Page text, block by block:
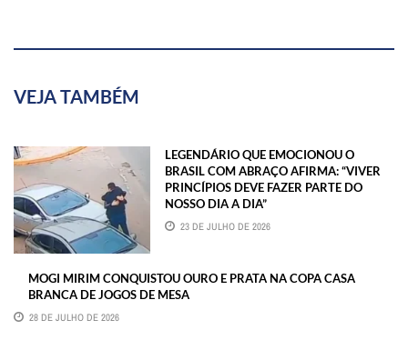
VEJA TAMBÉM
LEGENDÁRIO QUE EMOCIONOU O
BRASIL COM ABRAÇO AFIRMA: “VIVER
PRINCÍPIOS DEVE FAZER PARTE DO
NOSSO DIA A DIA”
23 DE JULHO DE 2026
MOGI MIRIM CONQUISTOU OURO E PRATA NA COPA CASA
BRANCA DE JOGOS DE MESA
28 DE JULHO DE 2026